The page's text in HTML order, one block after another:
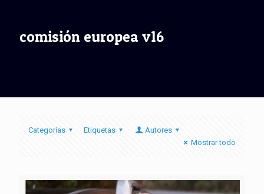
comisión europea v16
Categorías Etiquetas
Autores
Mostrar todo